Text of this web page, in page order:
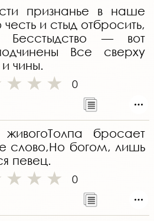
признанье в наше
и стыд отбросить,
Бесстыдство — вот
Все сверху
чины.
0
живогоТолпа бросает
слово,Но богом, лишь
певец.
0